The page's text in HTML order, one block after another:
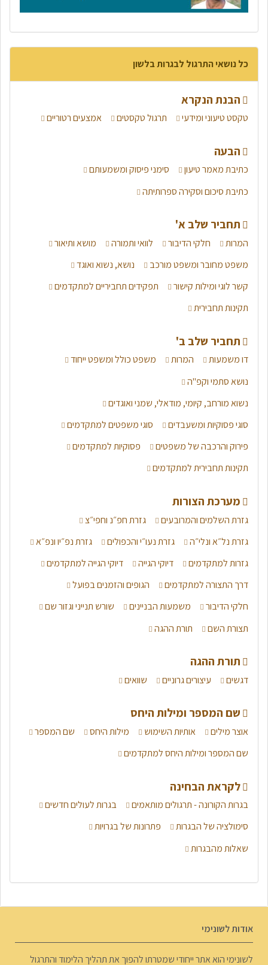
כל נושאי התרגול לבגרות בלשון
הבנת הנקרא
טקסט טיעוני ומידעי תרגול טקסטים אמצעים רטוריים
הבעה
כתיבת מאמר טיעון
סימני פיסוק ומשמעותם
כתיבת סיכום וסקירה ספרותיתה
תחביר שלב א'
המרות חלקי הדיבור לוואי ותמורה
מושא ותיאור
משפט מחובר ומשפט מורכב
נושא, נשוא ואוגד
קשר לוגי ומילות קישור
תפקידים תחביריים למתקדמים
תקינות תחבירית
תחביר שלב ב'
דו משמעות המרות
משפט כולל ומשפט ייחוד
נושא סתמי וקפ"ה
נשוא מורחב, קיומי, מודאלי, שמני ואוגדים
סוגי פסוקיות ומשעבדים
סוגי משפטים למתקדמים
פירוק והרכבה של משפטים
פסוקיות למתקדמים
תקינות תחבירית למתקדמים
מערכת הצורות
גזרת השלמים והמרובעים
גזרת חפ״נ וחפי״צ
גזרת נל״א ונלי״ה
גזרת נעו״י והכפולים
גזרת נפ״יו ונפ״א
גזרות למתקדמים
דיוקי הגייה
דיוקי הגייה למתקדמים
דרך התצורה למתקדמים
הגופים והזמנים בפועל
חלקי הדיבור
משמעות הבניינים
שורש תנייני וגזור שם
תצורת השם
תורת ההגה
תורת ההגה
דגשים עיצורים גרוניים שוואים
שם המספר ומילות היחס
אוצר מילים אותיות השימוש מילות היחס
שם המספר
שם המספר ומילות היחס למתקדמים
לקראת הבחינה
בגרות הקורונה - תרגולים מותאמים
בגרות לעולים חדשים
סימולציה של הבגרות
פתרונות של בגרויות
שאלות מהבגרות
אודות לשונימי
לשונימי הוא אתר ייחודי שמטרתו להפוך את תהליך הלימוד והתרגול